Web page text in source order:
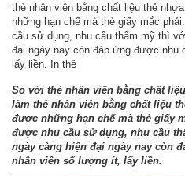
thẻ nhân viên bằng chất liệu thẻ
những hạn chế mà thẻ giấy mắc
cầu sử dụng, nhu cầu thẩm mỹ thì
đại ngày nay còn đáp ứng được nhu
lấy liền. In thẻ
So với thẻ nhân viên bằng chất
làm thẻ nhân viên bằng chất liệu
được những hạn chế mà thẻ giấy
được nhu cầu sử dụng, nhu cầu
ngày càng hiện đại ngày nay còn
nhân viên số lượng ít, lấy liền.